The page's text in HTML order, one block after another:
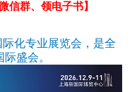
微信群、领电子书】
化专业展览会，是全
盛会。